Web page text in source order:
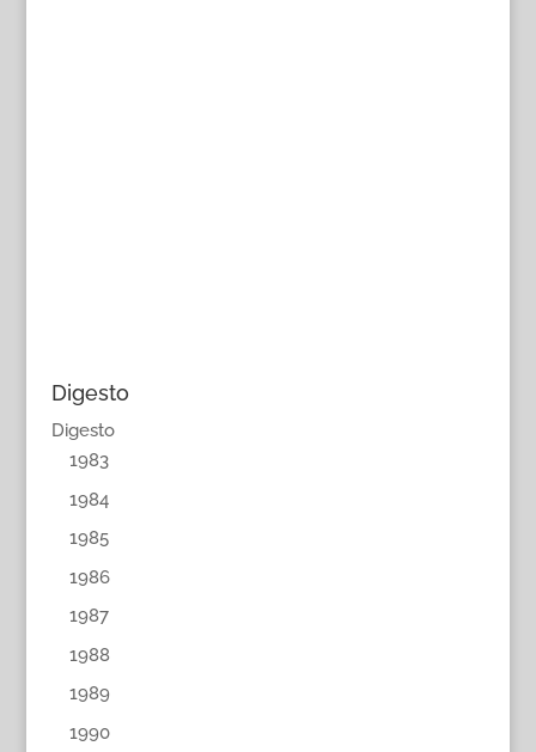
Digesto
Digesto
1983
1984
1985
1986
1987
1988
1989
1990